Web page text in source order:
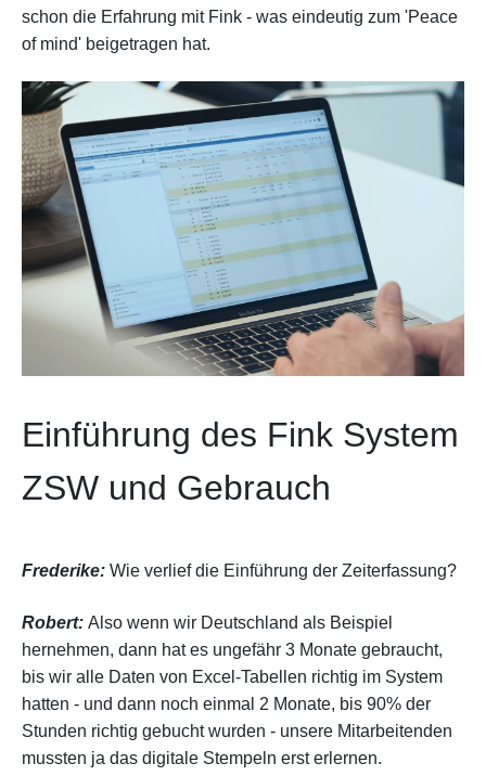
schon die Erfahrung mit Fink - was eindeutig zum 'Peace
of mind' beigetragen hat.
Einführung des Fink System
ZSW und Gebrauch
Frederike: Wie verlief die Einführung der Zeiterfassung?
Robert: Also wenn wir Deutschland als Beispiel
hernehmen, dann hat es ungefähr 3 Monate gebraucht,
bis wir alle Daten von Excel-Tabellen richtig im System
hatten - und dann noch einmal 2 Monate, bis 90% der
Stunden richtig gebucht wurden - unsere Mitarbeitenden
mussten ja das digitale Stempeln erst erlernen.